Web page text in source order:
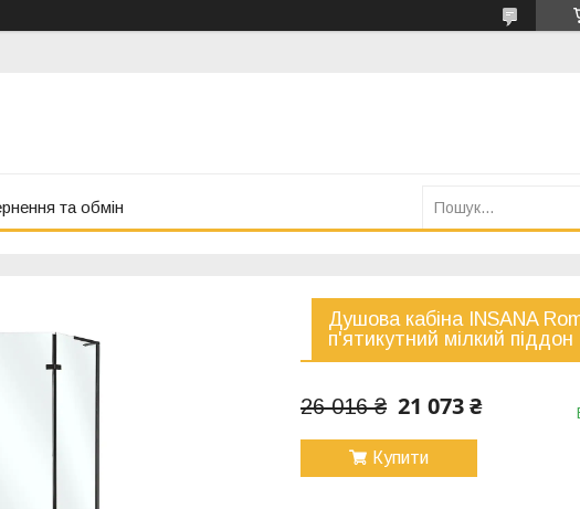
та обмін
Душова кабіна INSANA
п'ятикутний мілкий піддон
26 016 ₴ 21 073 ₴
Купити